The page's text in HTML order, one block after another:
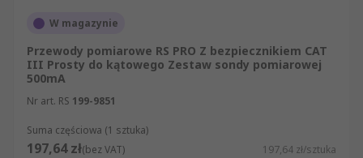
W magazynie
Przewody pomiarowe RS PRO Z bezpiecznikiem CAT
III Prosty do kątowego Zestaw sondy pomiarowej
500mA
Nr art. RS 199-9851
Suma częściowa (1 sztuka)
197,64 zł(bez VAT) 197,64 zł/sztuka